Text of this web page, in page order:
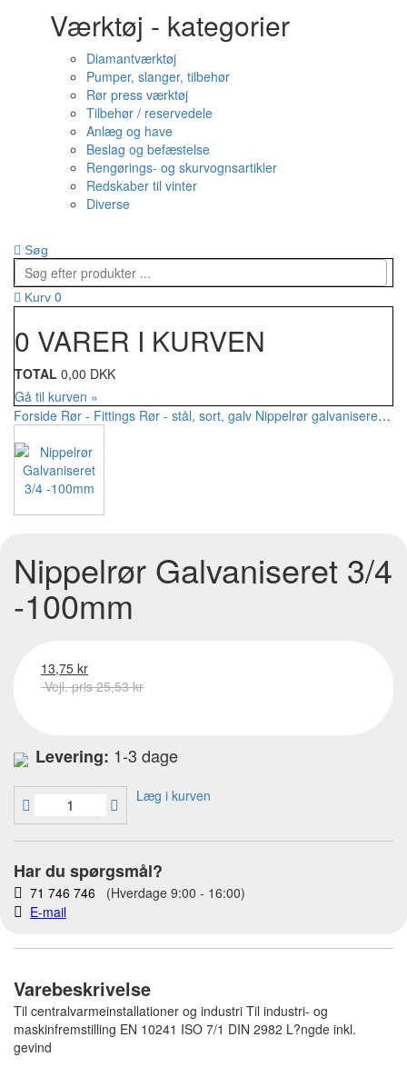
Værktøj - kategorier
Diamantværktøj
Pumper, slanger, tilbehør
Rør press værktøj
Tilbehør / reservedele
Anlæg og have
Beslag og befæstelse
Rengørings- og skurvognsartikler
Redskaber til vinter
Diverse
Søg
Kurv 0
0 VARER I KURVEN
TOTAL 0,00 DKK
Gå til kurven »
Forside Rør - Fittings Rør - stål, sort, galv Nippelrør galvaniseret
Nippelrør Galvaniseret 3/4
-100mm
13,75 kr
Vejl. pris 25,53 kr
Levering: 1-3 dage
Læg i kurven
Har du spørgsmål?
71 746 746 (Hverdage 9:00 - 16:00)
E-mail
Varebeskrivelse
Til centralvarmeinstallationer og industri Til industri- og
maskinfremstilling EN 10241 ISO 7/1 DIN 2982 L?ngde inkl.
gevind